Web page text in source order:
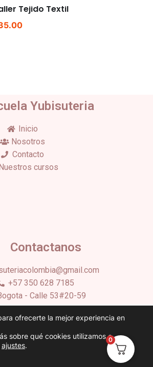
Tejido Textil
Yubisuteria
Inicio
Nosotros
Contacto
cursos
Contactanos
+57 350 628 7185
- Calle 53#20-59
derechos reservados –Politicas de
y Condiciones –
envio y pago
ofrecerte la mejor experiencia en
sobre qué cookies utilizamos o
ajustes.
0